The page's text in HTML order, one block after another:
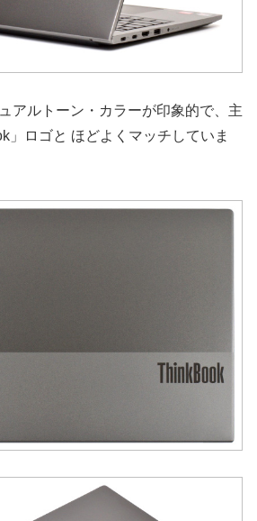
アルトーン・カラーが印象的で、主
」ロゴと ほどよくマッチしていま